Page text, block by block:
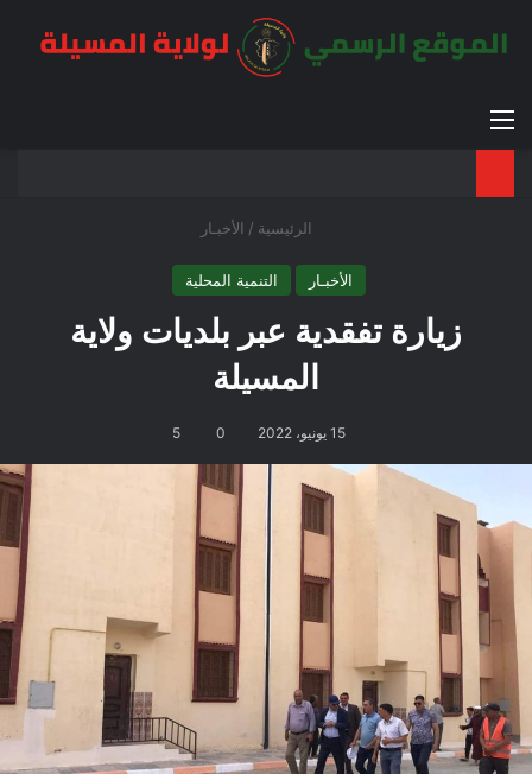
القائمة
الرئيسية / الأخبـار
الأخبـار التنمية المحلية
زيارة تفقدية عبر بلديات ولاية
المسيلة
15 يونيو، 2022 0
5